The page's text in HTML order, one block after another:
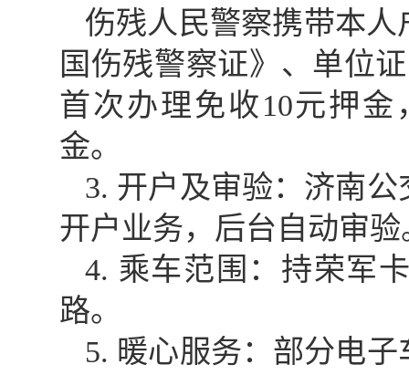
伤残人民警察携带本
国伤残警察证》、单位
首次办理免收10元押
金。
3. 开户及审验：济南
开户业务，后台自动审验
4. 乘车范围：持荣军
路。
5. 暖心服务：部分电